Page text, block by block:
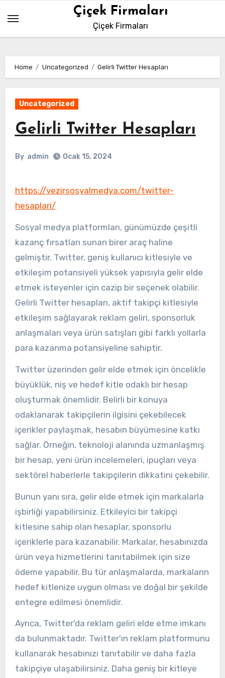
content
Çiçek Firmaları
Çiçek Firmaları
Home Uncategorized Gelirli Twitter Hesapları
Uncategorized
Gelirli Twitter Hesapları
By admin Ocak 15, 2024
https://vezirsosyalmedya.com/twitter-
hesaplari/
Sosyal medya platformları, günümüzde çeşitli
kazanç fırsatları sunan birer araç haline
gelmiştir. Twitter, geniş kullanıcı kitlesiyle ve
etkileşim potansiyeli yüksek yapısıyla gelir elde
etmek isteyenler için cazip bir seçenek olabilir.
Gelirli Twitter hesapları, aktif takipçi kitlesiyle
etkileşim sağlayarak reklam geliri, sponsorluk
anlaşmaları veya ürün satışları gibi farklı yollarla
para kazanma potansiyeline sahiptir.
Twitter üzerinden gelir elde etmek için öncelikle
büyüklük, niş ve hedef kitle odaklı bir hesap
oluşturmak önemlidir. Belirli bir konuya
odaklanarak takipçilerin ilgisini çekebilecek
içerikler paylaşmak, hesabın büyümesine katkı
sağlar. Örneğin, teknoloji alanında uzmanlaşmış
bir hesap, yeni ürün incelemeleri, ipuçları veya
sektörel haberlerle takipçilerin dikkatini çekebilir.
Bunun yanı sıra, gelir elde etmek için markalarla
işbirliği yapabilirsiniz. Etkileyici bir takipçi
kitlesine sahip olan hesaplar, sponsorlu
içeriklerle para kazanabilir. Markalar, hesabınızda
ürün veya hizmetlerini tanıtabilmek için size
ödeme yapabilir. Bu tür anlaşmalarda, markaların
hedef kitlenize uygun olması ve doğal bir şekilde
entegre edilmesi önemlidir.
Ayrıca, Twitter'da reklam geliri elde etme imkanı
da bulunmaktadır. Twitter'ın reklam platformunu
kullanarak hesabınızı tanıtabilir ve daha fazla
takipçiye ulaşabilirsiniz. Daha geniş bir kitleye